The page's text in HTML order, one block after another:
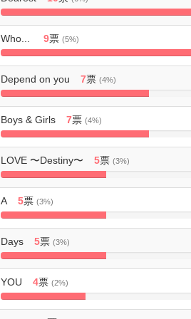
50%
Complete
Who... 9票 (5%)
45%
Complete
Depend on you 7票 (4%)
35%
Complete
Boys & Girls 7票 (4%)
35%
Complete
LOVE 〜Destiny〜 5票 (3%)
25%
Complete
A 5票 (3%)
25%
Complete
Days 5票 (3%)
25%
Complete
YOU 4票 (2%)
20%
Complete